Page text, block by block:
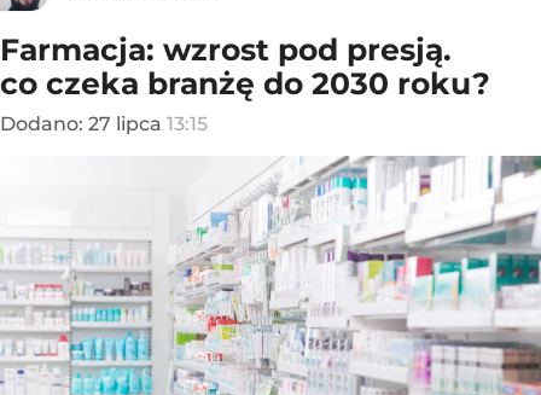
Farmacja: wzrost pod presją.
co czeka branżę do 2030 roku?
Dodano: 27 lipca 13:15